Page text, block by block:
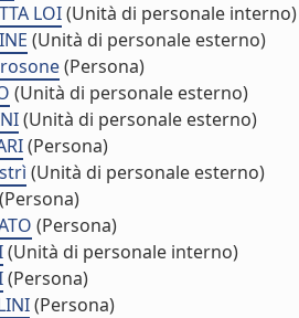
LOI(Unità di personale interno)
(Unità di personale esterno)
(Persona)
(Unità di personale esterno)
(Unità di personale esterno)
(Persona)
(Unità di personale esterno)
(Persona)
(Persona)
(Unità di personale interno)
(Persona)
(Persona)